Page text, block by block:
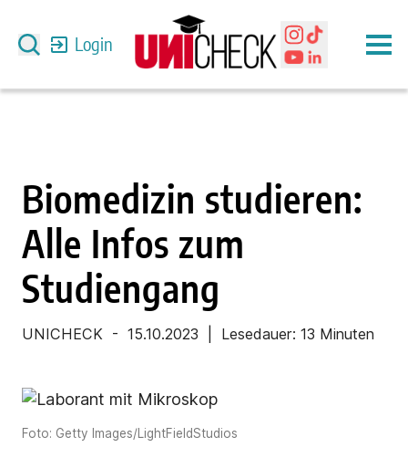
Login
Biomedizin studieren:
Alle Infos zum
Studiengang
UNICHECK - 15.10.2023 | Lesedauer: 13 Minuten
Foto: Getty Images/LightFieldStudios